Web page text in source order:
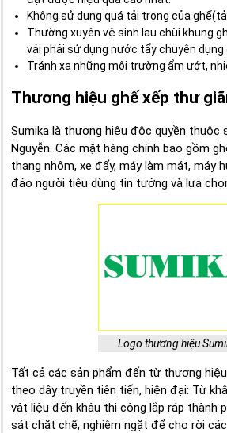
Không sử dụng quá tải trọng của
Thường xuyên vệ sinh lau chùi khung
vải phải sử dụng nước tẩy chuyên dụng
Tránh xa những môi trường ẩm ướt,
Thương hiệu ghế xếp thư
Sumika là thương hiệu độc quyền thuộc
Nguyễn. Các mặt hàng chính bao gồm
thang nhôm, xe đẩy, máy làm mát, máy
đảo người tiêu dùng tin tưởng và lựa
Logo thương hiệu
Tất cả các sản phẩm đến từ thương
theo dây truyền tiên tiến, hiện đại: Từ
vât liệu đến khâu thi công lắp ráp thành
sát chặt chẽ, nghiêm ngặt để cho rời